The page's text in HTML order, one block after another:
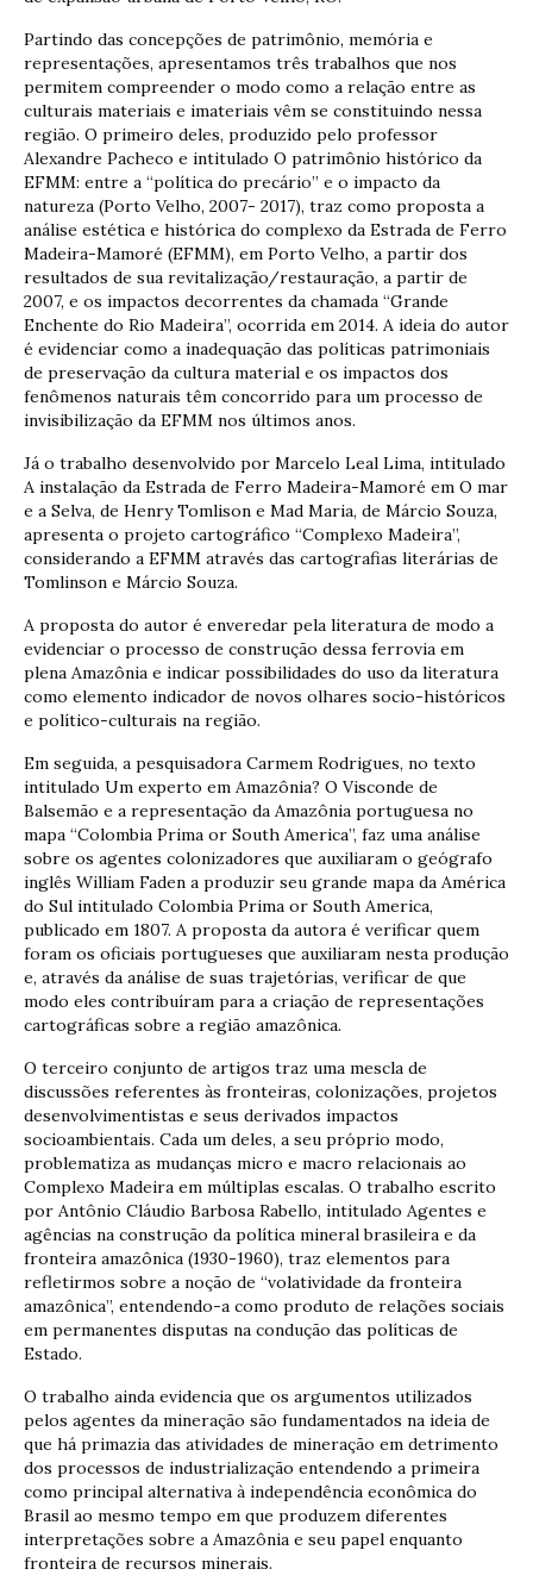
Partindo das concepções de patrimônio, memória e
representações, apresentamos três trabalhos que nos
permitem compreender o modo como a relação entre as
culturais materiais e imateriais vêm se constituindo nessa
região. O primeiro deles, produzido pelo professor
Alexandre Pacheco e intitulado O patrimônio histórico da
EFMM: entre a “política do precário” e o impacto da
natureza (Porto Velho, 2007- 2017), traz como proposta a
análise estética e histórica do complexo da Estrada de Ferro
Madeira-Mamoré (EFMM), em Porto Velho, a partir dos
resultados de sua revitalização/restauração, a partir de
2007, e os impactos decorrentes da chamada “Grande
Enchente do Rio Madeira”, ocorrida em 2014. A ideia do autor
é evidenciar como a inadequação das políticas patrimoniais
de preservação da cultura material e os impactos dos
fenômenos naturais têm concorrido para um processo de
invisibilização da EFMM nos últimos anos.
Já o trabalho desenvolvido por Marcelo Leal Lima, intitulado
A instalação da Estrada de Ferro Madeira-Mamoré em O mar
e a Selva, de Henry Tomlison e Mad Maria, de Márcio Souza,
apresenta o projeto cartográfico “Complexo Madeira”,
considerando a EFMM através das cartografias literárias de
Tomlinson e Márcio Souza.
A proposta do autor é enveredar pela literatura de modo a
evidenciar o processo de construção dessa ferrovia em
plena Amazônia e indicar possibilidades do uso da literatura
como elemento indicador de novos olhares socio-históricos
e político-culturais na região.
Em seguida, a pesquisadora Carmem Rodrigues, no texto
intitulado Um experto em Amazônia? O Visconde de
Balsemão e a representação da Amazônia portuguesa no
mapa “Colombia Prima or South America”, faz uma análise
sobre os agentes colonizadores que auxiliaram o geógrafo
inglês William Faden a produzir seu grande mapa da América
do Sul intitulado Colombia Prima or South America,
publicado em 1807. A proposta da autora é verificar quem
foram os oficiais portugueses que auxiliaram nesta produção
e, através da análise de suas trajetórias, verificar de que
modo eles contribuíram para a criação de representações
cartográficas sobre a região amazônica.
O terceiro conjunto de artigos traz uma mescla de
discussões referentes às fronteiras, colonizações, projetos
desenvolvimentistas e seus derivados impactos
socioambientais. Cada um deles, a seu próprio modo,
problematiza as mudanças micro e macro relacionais ao
Complexo Madeira em múltiplas escalas. O trabalho escrito
por Antônio Cláudio Barbosa Rabello, intitulado Agentes e
agências na construção da política mineral brasileira e da
fronteira amazônica (1930-1960), traz elementos para
refletirmos sobre a noção de “volatividade da fronteira
amazônica”, entendendo-a como produto de relações sociais
em permanentes disputas na condução das políticas de
Estado.
O trabalho ainda evidencia que os argumentos utilizados
pelos agentes da mineração são fundamentados na ideia de
que há primazia das atividades de mineração em detrimento
dos processos de industrialização entendendo a primeira
como principal alternativa à independência econômica do
Brasil ao mesmo tempo em que produzem diferentes
interpretações sobre a Amazônia e seu papel enquanto
fronteira de recursos minerais.